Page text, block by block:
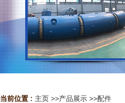
当前位置 : 主页 >>产品展示 >>配件